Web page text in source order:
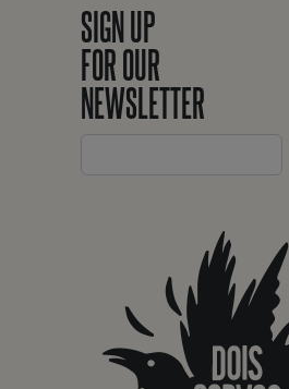
SIGN UP
FOR OUR
NEWSLETTER